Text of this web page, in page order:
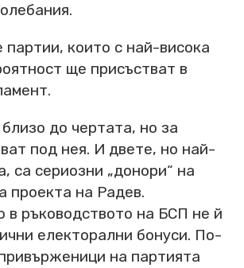
партии, които с най-висока
ще присъстват в
до чертата, но за
под нея. И двете, но най-
са сериозни „донори“ на
проекта на Радев.
в ръководството на БСП не й
електорални бонуси. По-
на партията